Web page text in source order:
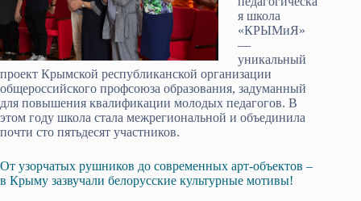
я школа
«КРЫМиЯ»
—
уникальный
проект Крымской республиканской организации
общероссийского профсоюза образования, задуманный
для повышения квалификации молодых педагогов. В
этом году школа стала межрегиональной и объединила
почти сто пятьдесят участников.
От узорчатых рушников до современных арт-объектов –
в Крыму зазвучали белорусские культурные мотивы!